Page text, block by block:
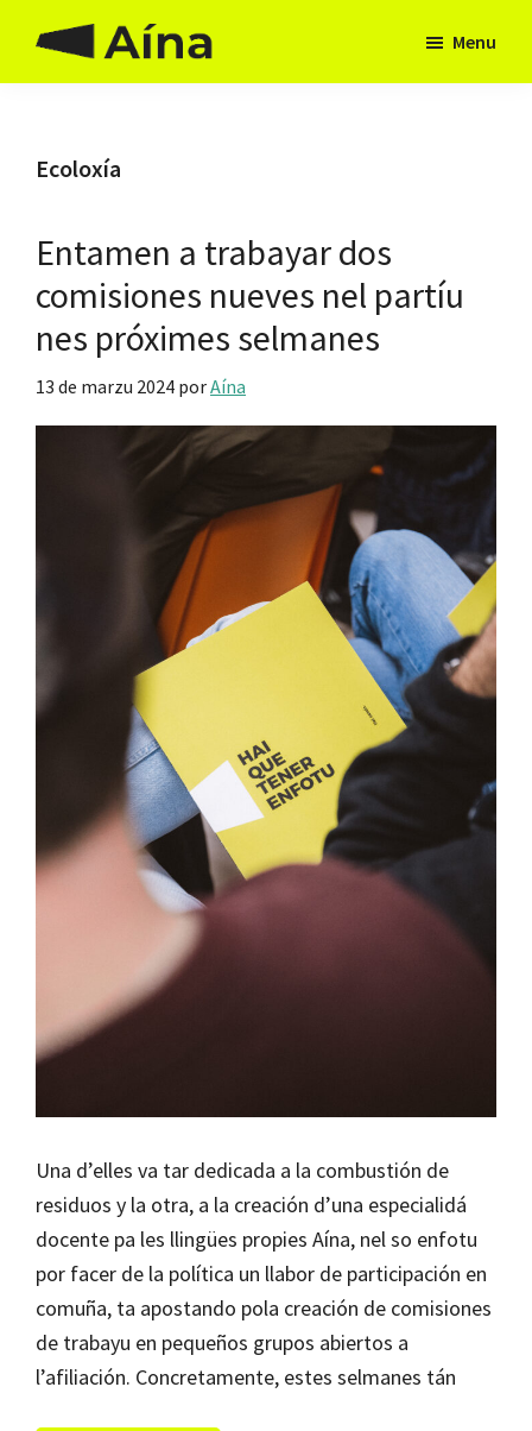
main
footer
Hai
Menu
Ecoloxía
Entamen a trabayar dos
comisiones nueves nel partíu
nes próximes selmanes
13 de marzu 2024 porAína
Una d’elles va tar dedicada a la combustión de
residuos y la otra, a la creación d’una especialidá
docente pa les llingües propies Aína, nel so enfotu
por facer de la política un llabor de participación en
comuña, ta apostando pola creación de comisiones
de trabayu en pequeños grupos abiertos a
l’afiliación. Concretamente, estes selmanes tán